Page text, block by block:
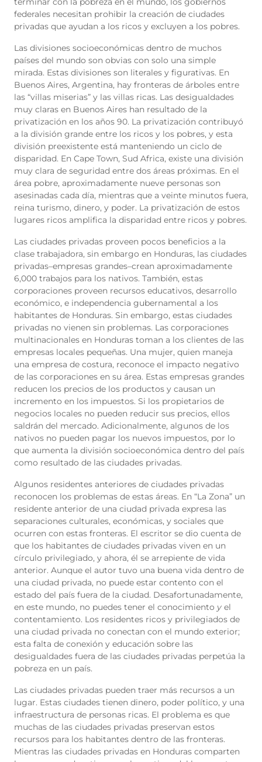
federales necesitan prohibir la creación de ciudades
privadas que ayudan a los ricos y excluyen a los pobres.
Las divisiones socioeconómicas dentro de muchos
países del mundo son obvias con solo una simple
mirada. Estas divisiones son literales y figurativas. En
Buenos Aires, Argentina, hay fronteras de árboles entre
las “villas miserias” y las villas ricas. Las desigualdades
muy claras en Buenos Aires han resultado de la
privatización en los años 90. La privatización contribuyó
a la división grande entre los ricos y los pobres, y esta
división preexistente está manteniendo un ciclo de
disparidad. En Cape Town, Sud Africa, existe una división
muy clara de seguridad entre dos áreas próximas. En el
área pobre, aproximadamente nueve personas son
asesinadas cada día, mientras que a veinte minutos fuera,
reina turismo, dinero, y poder. La privatización de estos
lugares ricos amplifica la disparidad entre ricos y pobres.
Las ciudades privadas proveen pocos beneficios a la
clase trabajadora, sin embargo en Honduras, las ciudades
privadas–empresas grandes–crean aproximadamente
6,000 trabajos para los nativos. También, estas
corporaciones proveen recursos educativos, desarrollo
económico, e independencia gubernamental a los
habitantes de Honduras. Sin embargo, estas ciudades
privadas no vienen sin problemas. Las corporaciones
multinacionales en Honduras toman a los clientes de las
empresas locales pequeñas. Una mujer, quien maneja
una empresa de costura, reconoce el impacto negativo
de las corporaciones en su área. Estas empresas grandes
reducen los precios de los productos y causan un
incremento en los impuestos. Si los propietarios de
negocios locales no pueden reducir sus precios, ellos
saldrán del mercado. Adicionalmente, algunos de los
nativos no pueden pagar los nuevos impuestos, por lo
que aumenta la división socioeconómica dentro del país
como resultado de las ciudades privadas.
Algunos residentes anteriores de ciudades privadas
reconocen los problemas de estas áreas. En “La Zona” un
residente anterior de una ciudad privada expresa las
separaciones culturales, económicas, y sociales que
ocurren con estas fronteras. El escritor se dio cuenta de
que los habitantes de ciudades privadas viven en un
círculo privilegiado, y ahora, él se arrepiente de vida
anterior. Aunque el autor tuvo una buena vida dentro de
una ciudad privada, no puede estar contento con el
estado del país fuera de la ciudad. Desafortunadamente,
en este mundo, no puedes tener el conocimiento y el
contentamiento. Los residentes ricos y privilegiados de
una ciudad privada no conectan con el mundo exterior;
esta falta de conexión y educación sobre las
desigualdades fuera de las ciudades privadas perpetúa la
pobreza en un país.
Las ciudades privadas pueden traer más recursos a un
lugar. Estas ciudades tienen dinero, poder político, y una
infraestructura de personas ricas. El problema es que
muchas de las ciudades privadas preservan estos
recursos para los habitantes dentro de las fronteras.
Mientras las ciudades privadas en Honduras comparten